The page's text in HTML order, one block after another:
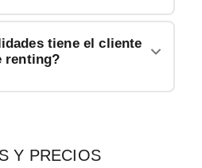
tiene el cliente
renting?
Y PRECIOS